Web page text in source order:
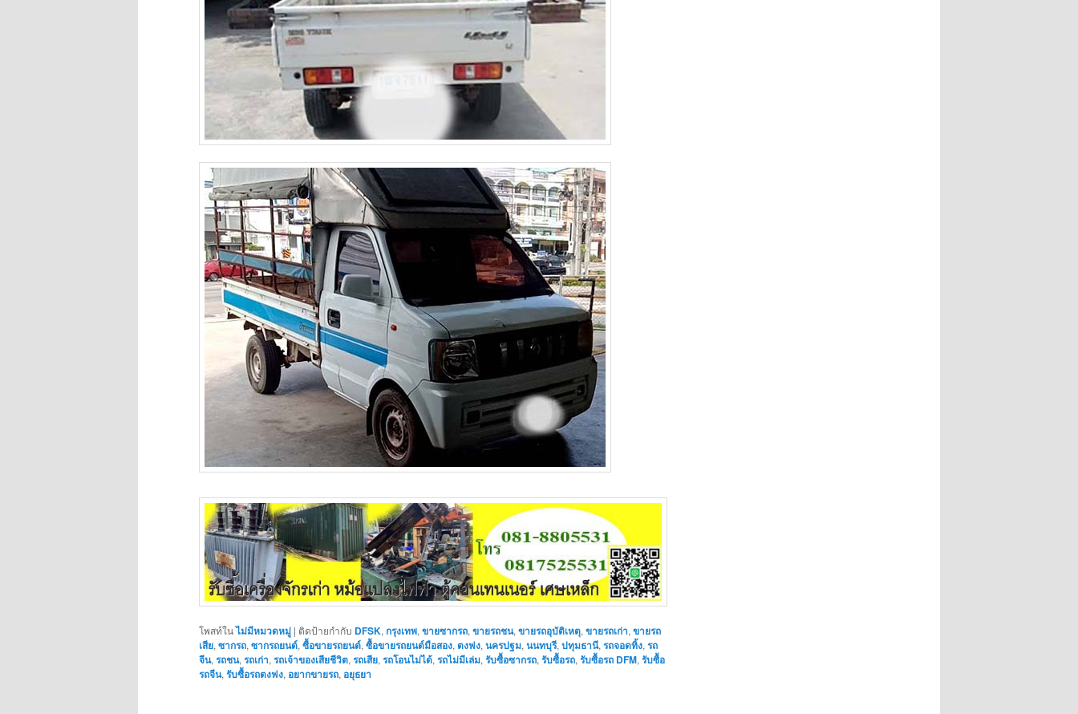
โพสท์ในไม่มีหมวดหมู่ | ติดป้ายกำกับ DFSK, กรุงเทพ, ขายซากรถ, ขายรถชน, ขายรถอุบัติเหตุ, ขายรถเก่า, ขายรถ
เสีย, ซากรถ, ซากรถยนต์, ซื้อขายรถยนต์, ซื้อขายรถยนต์มือสอง, ตงฟง, นครปฐม, นนทบุรี, ปทุมธานี, รถจอดทิ้ง, รถ
จีน, รถชน, รถเก่า, รถเจ้าของเสียชีวิต, รถเสีย, รถโอนไม่ได้, รถไม่มีเล่ม, รับซื้อซากรถ, รับซื้อรถ, รับซื้อรถ DFM, รับซื้อ
รถจีน, รับซื้อรถตงฟง, อยากขายรถ, อยุธยา